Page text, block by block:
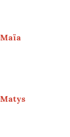
Maïa
Matys